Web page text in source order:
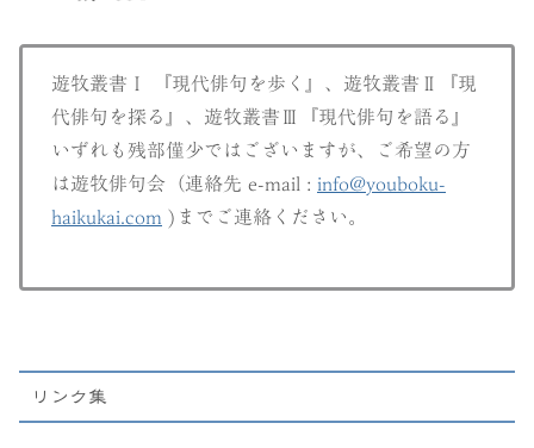
遊牧叢書Ⅰ 『現代俳句を歩く』、遊牧叢書Ⅱ『現
代俳句を探る』、遊牧叢書Ⅲ『現代俳句を語る』
いずれも残部僅少ではございますが、ご希望の方
は遊牧俳句会（連絡先 e-mail : info@youboku-
haikukai.com )までご連絡ください。
リンク集